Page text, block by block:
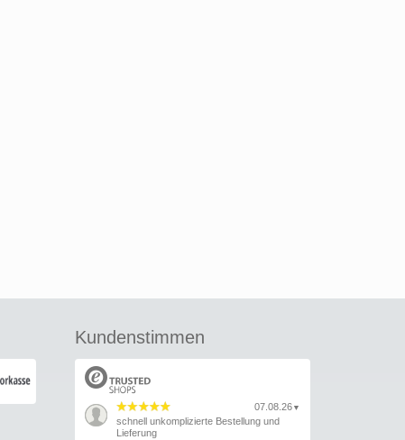
Kundenstimmen
07.08.26 ▼
schnell unkomplizierte Bestellung und
Lieferung